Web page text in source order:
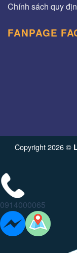
Chính sách quy
FANPAGE
Copyright 2026 ©
0914000065